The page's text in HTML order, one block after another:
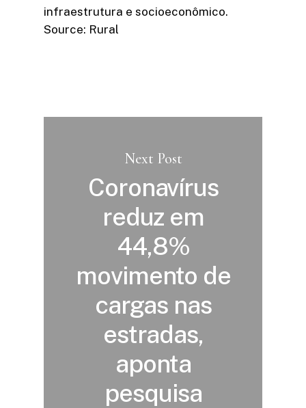
infraestrutura e socioeconômico.
Source: Rural
Next Post
Coronavírus
reduz em
44,8%
movimento de
cargas nas
estradas,
aponta
pesquisa